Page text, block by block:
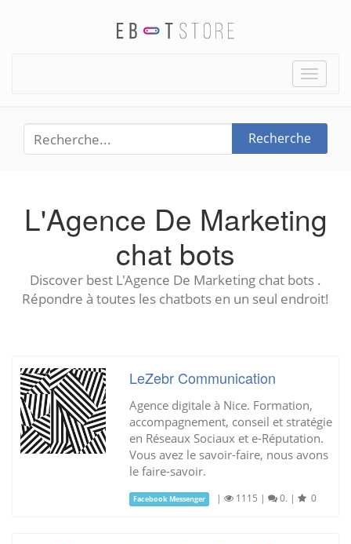
Toggle
Recherche
L'Agence De Marketing
chat bots
Discover best L'Agence De Marketing chat bots .
Répondre à toutes les chatbots en un seul endroit!
LeZebr Communication
Agence digitale à Nice. Formation,
accompagnement, conseil et stratégie
en Réseaux Sociaux et e-Réputation.
Vous avez le savoir-faire, nous avons
le faire-savoir.
Facebook Messenger | 1115 | 0. | 0